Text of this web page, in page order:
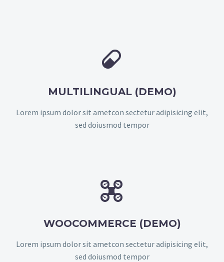


MULTILINGUAL (DEMO)
Lorem ipsum dolor sit ametcon sectetur adipisicing elit,
sed doiusmod tempor


WOOCOMMERCE (DEMO)
Lorem ipsum dolor sit ametcon sectetur adipisicing elit,
sed doiusmod tempor